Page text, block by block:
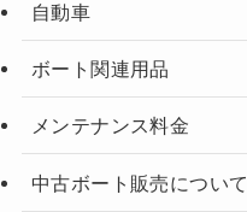
自動車
ボート関連用品
メンテナンス料金
中古ボート販売について